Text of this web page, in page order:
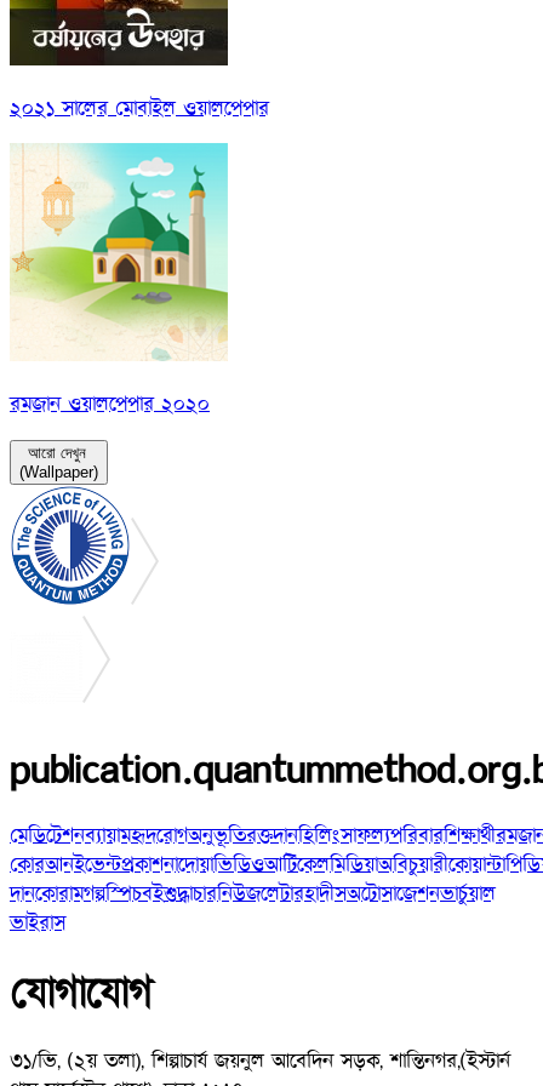
২০২১ সালের মোবাইল ওয়ালপেপার
রমজান ওয়ালপেপার ২০২০
আরো দেখুন
(Wallpaper)
মেডিটেশনব্যায়ামহৃদরোগঅনুভূতিরক্তদানহিলিংসাফল্যপরিবারশিক্ষার্থী
কোরআনইভেন্টপ্রকাশনাদোয়াভিডিওআর্টিকেলমিডিয়াঅবিচুয়ারী
দানকোরামগল্পস্পিচবইশুদ্ধাচারনিউজলেটারহাদীসঅটোসাজেশনভার্চুয়াল
ভাইরাস
যোগাযোগ
৩১/ভি, (২য় তলা), শিল্পাচার্য জয়নুল আবেদিন সড়ক, শান্তিনগর,(ইস্টার্ন